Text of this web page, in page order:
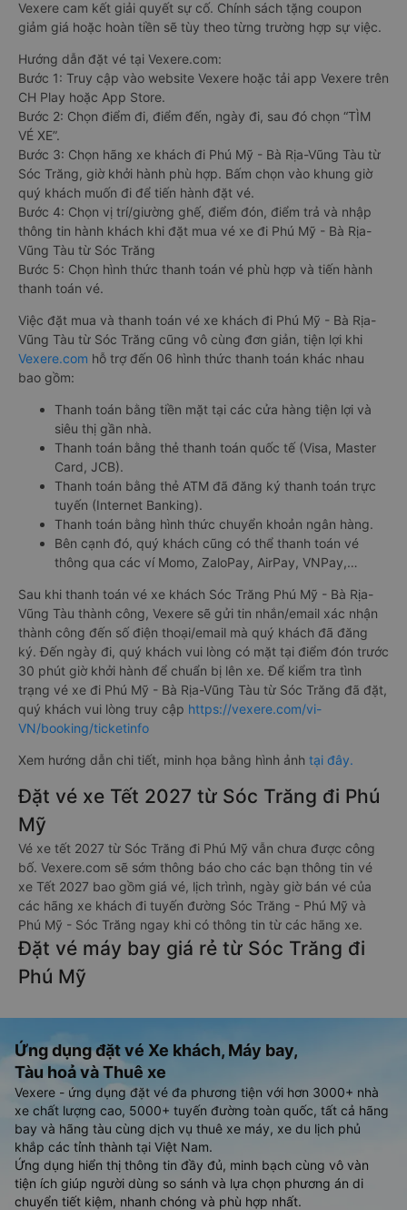
Vexere cam kết giải quyết sự cố. Chính sách tặng coupon
giảm giá hoặc hoàn tiền sẽ tùy theo từng trường hợp sự việc.
Hướng dẫn đặt vé tại Vexere.com:
Bước 1: Truy cập vào website Vexere hoặc tải app Vexere trên
CH Play hoặc App Store.
Bước 2: Chọn điểm đi, điểm đến, ngày đi, sau đó chọn “TÌM
VÉ XE”.
Bước 3: Chọn hãng xe khách đi Phú Mỹ - Bà Rịa-Vũng Tàu từ
Sóc Trăng, giờ khởi hành phù hợp. Bấm chọn vào khung giờ
quý khách muốn đi để tiến hành đặt vé.
Bước 4: Chọn vị trí/giường ghế, điểm đón, điểm trả và nhập
thông tin hành khách khi đặt mua vé xe đi Phú Mỹ - Bà Rịa-
Vũng Tàu từ Sóc Trăng
Bước 5: Chọn hình thức thanh toán vé phù hợp và tiến hành
thanh toán vé.
Việc đặt mua và thanh toán vé xe khách đi Phú Mỹ - Bà Rịa-
Vũng Tàu từ Sóc Trăng cũng vô cùng đơn giản, tiện lợi khi
Vexere.com hỗ trợ đến 06 hình thức thanh toán khác nhau
bao gồm:
Thanh toán bằng tiền mặt tại các cửa hàng tiện lợi và
siêu thị gần nhà.
Thanh toán bằng thẻ thanh toán quốc tế (Visa, Master
Card, JCB).
Thanh toán bằng thẻ ATM đã đăng ký thanh toán trực
tuyến (Internet Banking).
Thanh toán bằng hình thức chuyển khoản ngân hàng.
Bên cạnh đó, quý khách cũng có thể thanh toán vé
thông qua các ví Momo, ZaloPay, AirPay, VNPay,…
Sau khi thanh toán vé xe khách Sóc Trăng Phú Mỹ - Bà Rịa-
Vũng Tàu thành công, Vexere sẽ gửi tin nhắn/email xác nhận
thành công đến số điện thoại/email mà quý khách đã đăng
ký. Đến ngày đi, quý khách vui lòng có mặt tại điểm đón trước
30 phút giờ khởi hành để chuẩn bị lên xe. Để kiểm tra tình
trạng vé xe đi Phú Mỹ - Bà Rịa-Vũng Tàu từ Sóc Trăng đã đặt,
quý khách vui lòng truy cập https://vexere.com/vi-
VN/booking/ticketinfo
Xem hướng dẫn chi tiết, minh họa bằng hình ảnh tại đây.
Đặt vé xe Tết 2027 từ Sóc Trăng đi Phú
Mỹ
Vé xe tết 2027 từ Sóc Trăng đi Phú Mỹ vẫn chưa được công
bố. Vexere.com sẽ sớm thông báo cho các bạn thông tin vé
xe Tết 2027 bao gồm giá vé, lịch trình, ngày giờ bán vé của
các hãng xe khách đi tuyến đường Sóc Trăng - Phú Mỹ và
Phú Mỹ - Sóc Trăng ngay khi có thông tin từ các hãng xe.
Đặt vé máy bay giá rẻ từ Sóc Trăng đi
Phú Mỹ
Ứng dụng đặt vé Xe khách, Máy bay,
Tàu hoả và Thuê xe
Vexere - ứng dụng đặt vé đa phương tiện với hơn 3000+ nhà
xe chất lượng cao, 5000+ tuyến đường toàn quốc, tất cả hãng
bay và hãng tàu cùng dịch vụ thuê xe máy, xe du lịch phủ
khắp các tỉnh thành tại Việt Nam.
Ứng dụng hiển thị thông tin đầy đủ, minh bạch cùng vô vàn
tiện ích giúp người dùng so sánh và lựa chọn phương án di
chuyển tiết kiệm, nhanh chóng và phù hợp nhất.